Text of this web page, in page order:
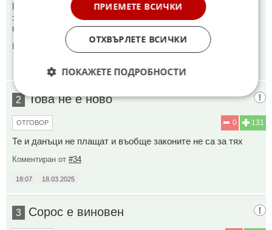
Милиционерите ги е страх да спират скъпи коли, че не се
знае на кого са. Най-много спират очукани трошки и се
правят на интересни пред клетите бедни шофъори.
Коментиран от#10
18.03.2025
2 Това не е ново
131
0
ОТГОВОР
Те и данъци не плащат и въобще законите не са за тях
Коментиран от #34
18:07 18.03.2025
3 Сорос е виновен
ПРИЕМЕТЕ ВСИЧКИ
ОТХВЪРЛЕТЕ ВСИЧКИ
ПОКАЖЕТЕ ПОДРОБНОСТИ